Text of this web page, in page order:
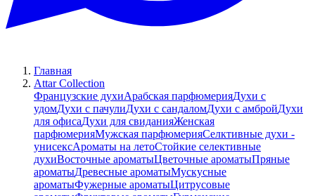
Главная
Attar Collection
Французские духиАрабская парфюмерияДухи с
удомДухи с пачулиДухи с сандаломДухи с амбройДухи
для офисаДухи для свиданияЖенская
парфюмерияМужская парфюмерияСелктивные духи -
унисексАроматы на летоСтойкие селективные
духиВосточные ароматыЦветочные ароматыПряные
ароматыДревесные ароматыМускусные
ароматыФужерные ароматыЦитрусовые